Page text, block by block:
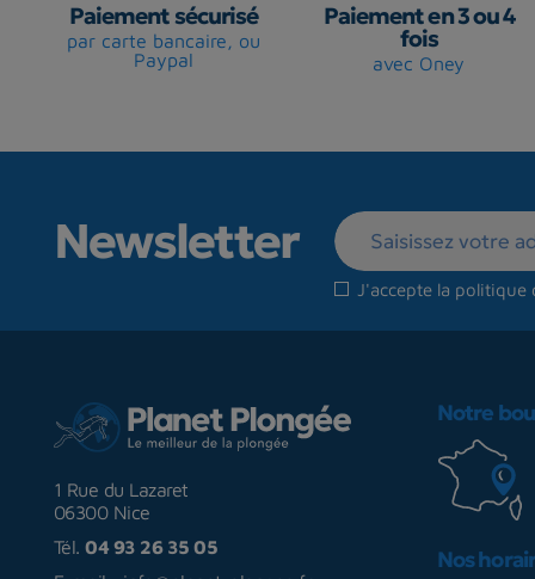
Paiement sécurisé
par carte bancaire, ou
Paypal
Paiement en 3 ou 4
fois
avec Oney
Newsletter
J'accepte la politique
1 Rue du Lazaret
06300 Nice
Tél. 04 93 26 35 05
Notre
Nos